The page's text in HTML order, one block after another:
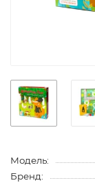
Модель:
Бренд: